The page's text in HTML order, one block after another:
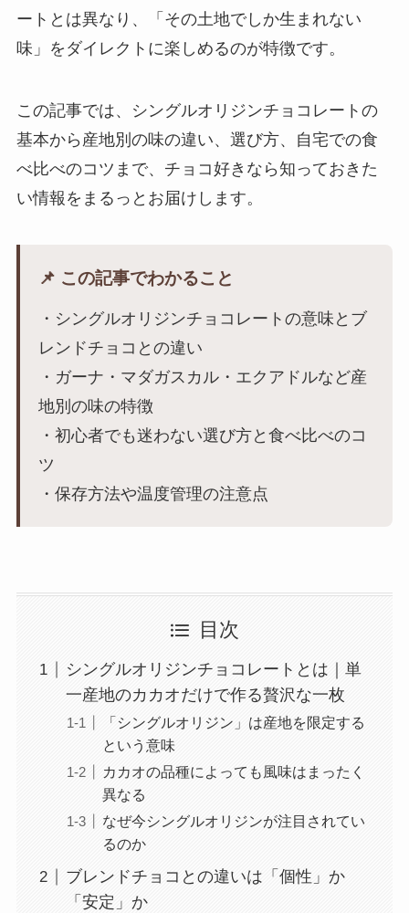
ートとは異なり、「その土地でしか生まれない
味」をダイレクトに楽しめるのが特徴です。
この記事では、シングルオリジンチョコレートの
基本から産地別の味の違い、選び方、自宅での食
べ比べのコツまで、チョコ好きなら知っておきた
い情報をまるっとお届けします。
📌 この記事でわかること
・シングルオリジンチョコレートの意味とブ
レンドチョコとの違い
・ガーナ・マダガスカル・エクアドルなど産
地別の味の特徴
・初心者でも迷わない選び方と食べ比べのコ
ツ
・保存方法や温度管理の注意点
目次
シングルオリジンチョコレートとは｜単
一産地のカカオだけで作る贅沢な一枚
「シングルオリジン」は産地を限定する
という意味
カカオの品種によっても風味はまったく
異なる
なぜ今シングルオリジンが注目されてい
るのか
ブレンドチョコとの違いは「個性」か
「安定」か